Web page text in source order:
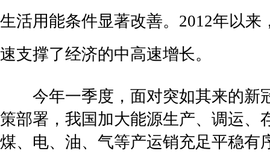
生活用能条件显著改善。2012年以
速支撑了经济的中高速增长。
今年一季度，面对突如其来的新
策部署，我国加大能源生产、调运、
煤、电、油、气等产运销充足平稳有